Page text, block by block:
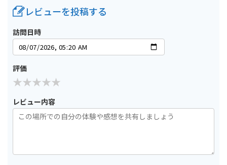
レビューを投稿する
訪問日時
評価
レビュー内容